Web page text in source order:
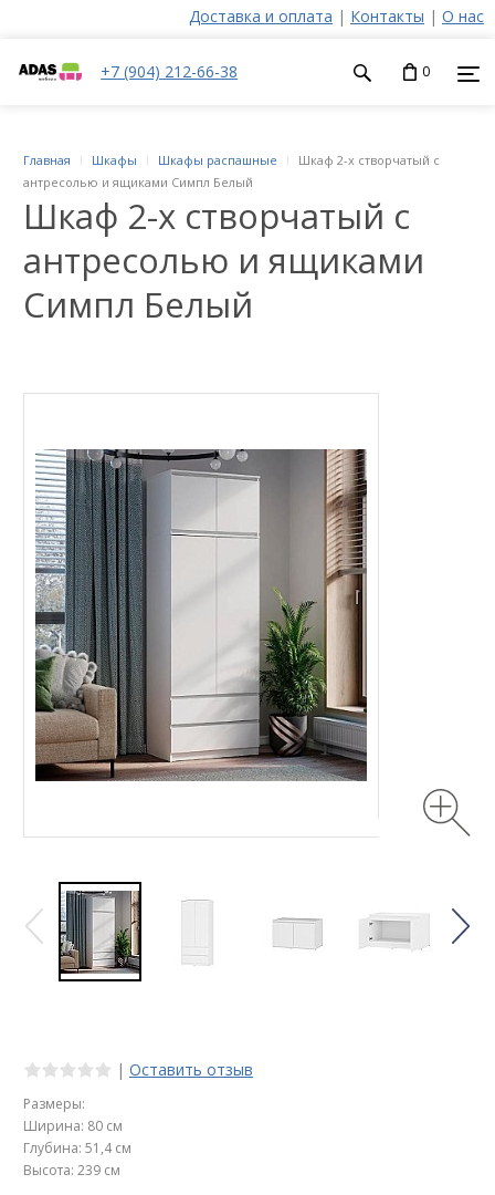
Доставка и оплата | Контакты | О нас
+7 (904) 212-66-38 0
Шкаф 2-х створчатый с
антресолью и ящиками
Симпл Белый
Главная Шкафы Шкафы распашные
Шкаф 2-х створчатый с
антресолью и ящиками Симпл Белый
| Оставить отзыв
Размеры:
Ширина: 80 см
Глубина: 51,4 см
Высота: 239 см